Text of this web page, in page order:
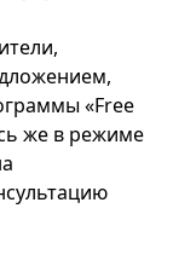
«Free
же в режиме